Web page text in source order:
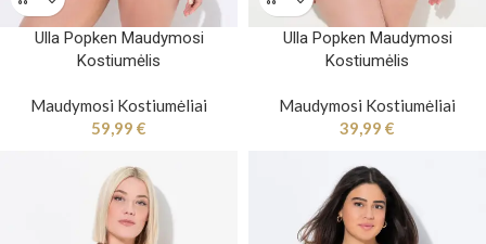
Ulla Popken Maudymosi
Kostiumėlis
Maudymosi Kostiumėliai
59,99 €
Ulla Popken Maudymosi
Kostiumėlis
Maudymosi Kostiumėliai
39,99 €